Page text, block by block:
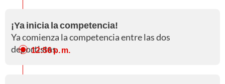
¡Ya inicia la competencia!
Ya comienza la competencia entre las dos
deportistas.
12:56 p. m.